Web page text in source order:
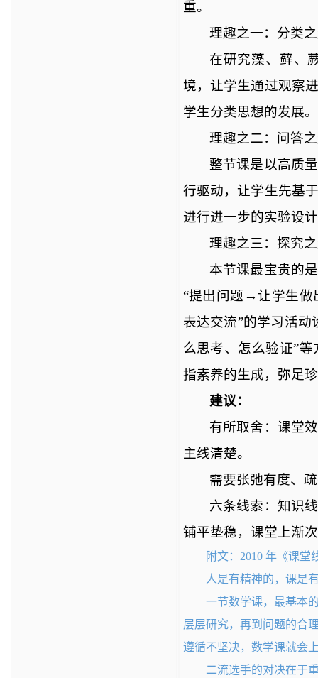
重。
理趣之一：分类
在研究藻、藓、
境，让学生通过观察
学生分类思想的发展。
理趣之二：问答
整节课是以高质
行驱动，让学生先基
进行进一步的实验设
理趣之三：探究
本节课最宝贵的
“提出问题→让学生
表达交流”的学习活
么思考、怎么验证”
指素养的生成，弥足
建议：
有所取舍：课堂
主线清楚。
需要张弛有度、
六条线索：知识
铺平垫稳，课堂上渐
附文： 2010 年《课堂
人是有精神的，课是
一节数学课，最基本
层层研究，再到问题的合
遵循不坚决，数学课就会
二流选手的对决在于